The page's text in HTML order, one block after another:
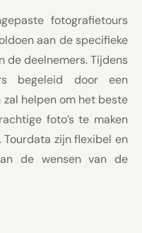
fotografietours
aan de specifieke
de deelnemers. Tijdens
begeleid door een
helpen om het beste
foto’s te maken
Tourdata zijn flexibel en
de wensen van de